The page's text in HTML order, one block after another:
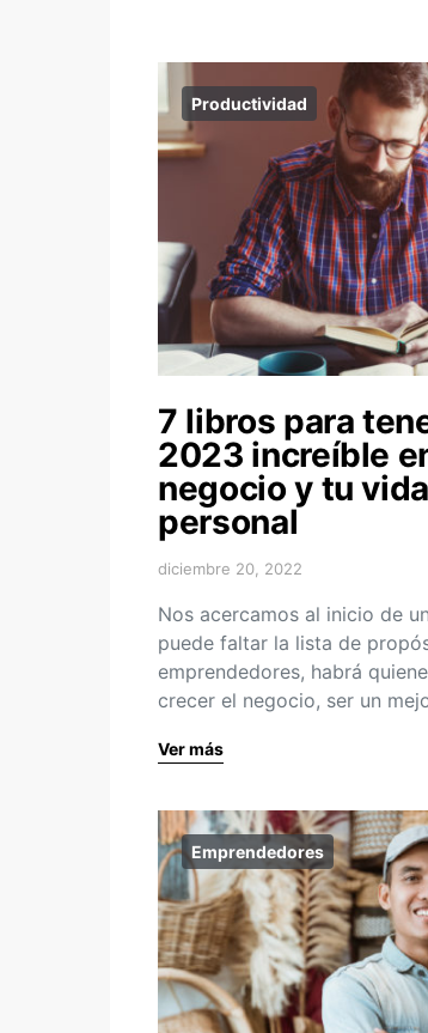
Productividad
7 libros para
2023 increíble
negocio y tu vida
personal
diciembre 20, 2022
Nos acercamos al inicio de
puede faltar la lista de
emprendedores, habrá
crecer el negocio, ser un
Ver más
Emprendedores